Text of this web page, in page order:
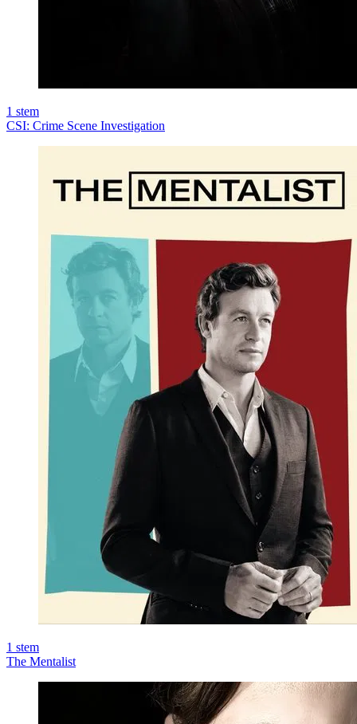
1 stem
CSI: Crime Scene Investigation
1 stem
The Mentalist